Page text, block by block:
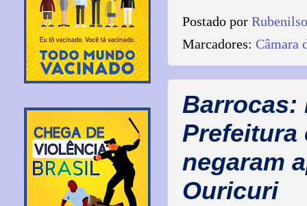
Postado por
Marcadores: Câmara
Barrocas:
Prefeitura
negaram
Ouricuri